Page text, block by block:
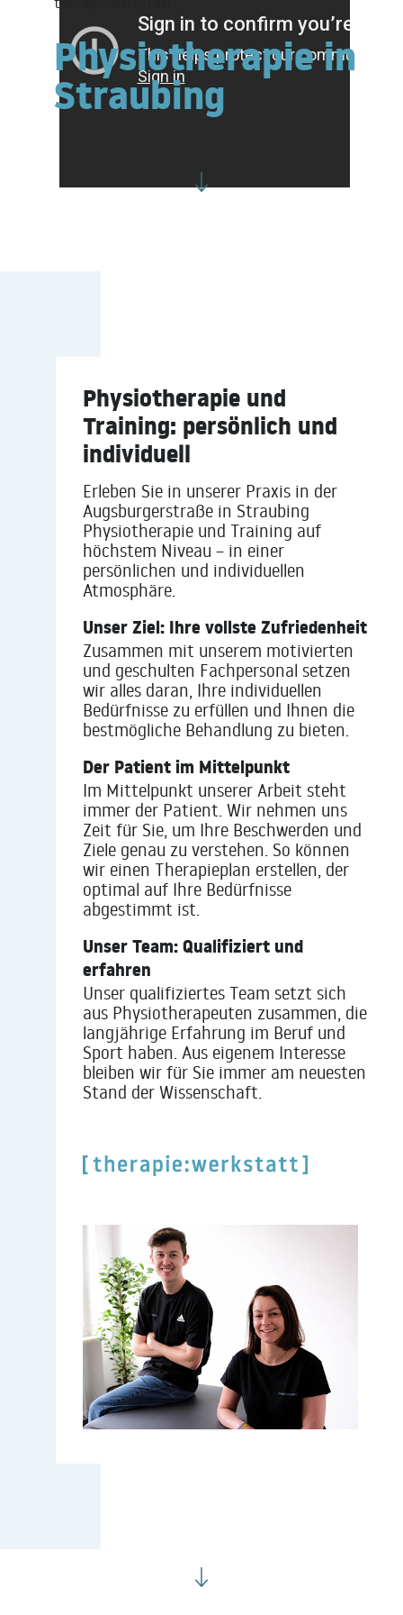
Physiotherapie in
Straubing
Physiotherapie und
Training: persönlich und
individuell
Erleben Sie in unserer Praxis in der
Augsburgerstraße in Straubing
Physiotherapie und Training auf
höchstem Niveau – in einer
persönlichen und individuellen
Atmosphäre.
Unser Ziel: Ihre vollste Zufriedenheit
Zusammen mit unserem motivierten
und geschulten Fachpersonal setzen
wir alles daran, Ihre individuellen
Bedürfnisse zu erfüllen und Ihnen die
bestmögliche Behandlung zu bieten.
Der Patient im Mittelpunkt
Im Mittelpunkt unserer Arbeit steht
immer der Patient. Wir nehmen uns
Zeit für Sie, um Ihre Beschwerden und
Ziele genau zu verstehen. So können
wir einen Therapieplan erstellen, der
optimal auf Ihre Bedürfnisse
abgestimmt ist.
Unser Team: Qualifiziert und
erfahren
Unser qualifiziertes Team setzt sich
aus Physiotherapeuten zusammen, die
langjährige Erfahrung im Beruf und
Sport haben. Aus eigenem Interesse
bleiben wir für Sie immer am neuesten
Stand der Wissenschaft.